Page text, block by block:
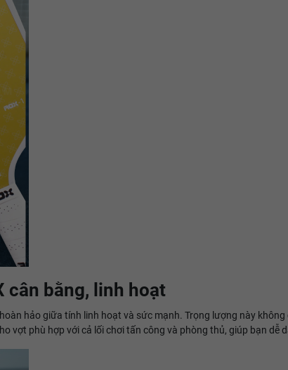
cân bằng, linh hoạt
hảo giữa tính linh hoạt và sức mạnh. Trọng lượng này
vợt phù hợp với cả lối chơi tấn công và phòng thủ, giúp bạn dễ